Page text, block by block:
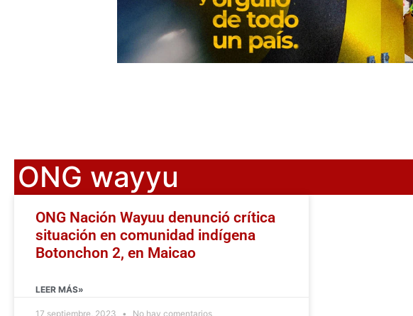
ONG wayyu
ONG Nación Wayuu denunció crítica
situación en comunidad indígena
Botonchon 2, en Maicao
LEER MÁS»
17 septiembre, 2023 No hay comentarios